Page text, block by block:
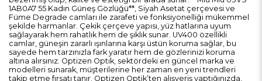
1AB0A7 55 Kadın Güneş Gözlüğü**, Siyah Asetat çerçevesi ve
Füme Degrade camları ile zarafeti ve fonksiyonelliği mükemmel
şekilde harmanlar. Çekik çerçeve yapısı, yüz hatlarına uyum
sağlayarak hem rahatlık hem de şıklık sunar. UV400 özellikli
camlar, güneşin zararlı ışınlarına karşı üstün koruma sağlar, bu
sayede hem tarzınızla fark yaratır hem de gözlerinizi koruma
altına alırsınız. Optizen Optik, sektördeki en güncel marka ve
modelleri sunarak, müşterilerine her zaman en yeni trendleri
takip etme fırsatı tanır. Optizen Optik’ten alışveriş yaptığınızda,